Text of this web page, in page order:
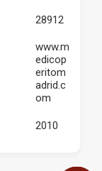
28912
www.m
edicop
eritom
adrid.c
om
2010